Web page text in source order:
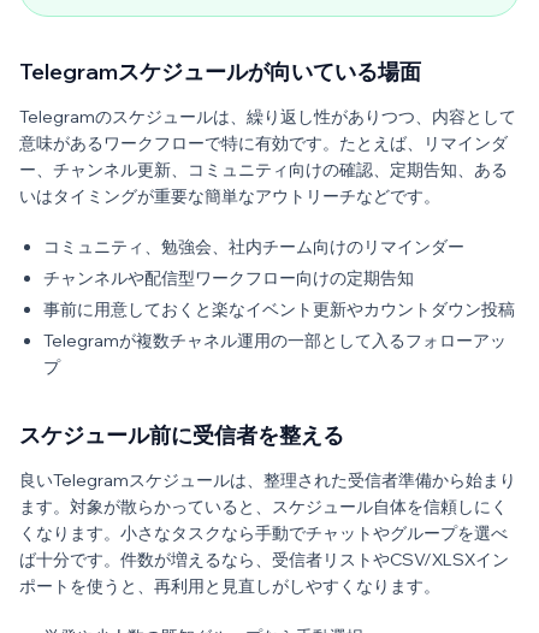
Telegramスケジュールが向いている場面
Telegramのスケジュールは、繰り返し性がありつつ、内容として
意味があるワークフローで特に有効です。たとえば、リマインダ
ー、チャンネル更新、コミュニティ向けの確認、定期告知、ある
いはタイミングが重要な簡単なアウトリーチなどです。
コミュニティ、勉強会、社内チーム向けのリマインダー
チャンネルや配信型ワークフロー向けの定期告知
事前に用意しておくと楽なイベント更新やカウントダウン投稿
Telegramが複数チャネル運用の一部として入るフォローアッ
プ
スケジュール前に受信者を整える
良いTelegramスケジュールは、整理された受信者準備から始まり
ます。対象が散らかっていると、スケジュール自体を信頼しにく
くなります。小さなタスクなら手動でチャットやグループを選べ
ば十分です。件数が増えるなら、受信者リストやCSV/XLSXイン
ポートを使うと、再利用と見直しがしやすくなります。